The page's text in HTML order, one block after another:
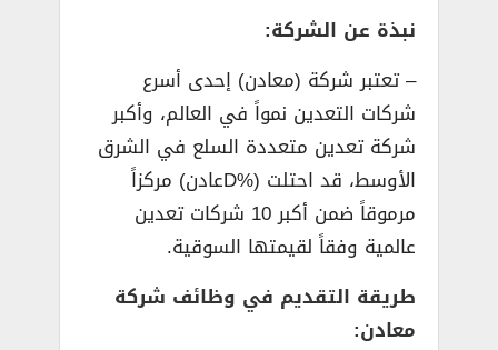
نبذة عن الشركة:
– تعتبر شركة (معادن) إحدى أسرع
شركات التعدين نمواً في العالم، وأكبر
شركة تعدين متعددة السلع في الشرق
الأوسط، قد احتلت (%Dعادن) مركزاً
مرموقاً ضمن أكبر 10 شركات تعدين
عالمية وفقاً لقيمتها السوقية.
طريقة التقديم في وظائف شركة
معادن: